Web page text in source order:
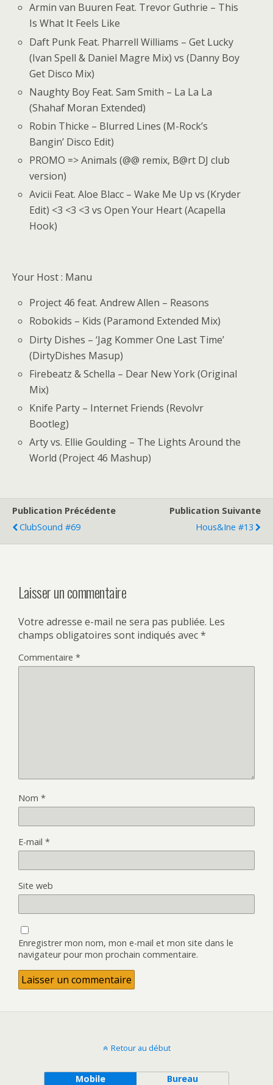
Armin van Buuren Feat. Trevor Guthrie – This
Is What It Feels Like
Daft Punk Feat. Pharrell Williams – Get Lucky
(Ivan Spell & Daniel Magre Mix) vs (Danny Boy
Get Disco Mix)
Naughty Boy Feat. Sam Smith – La La La
(Shahaf Moran Extended)
Robin Thicke – Blurred Lines (M-Rock’s
Bangin’ Disco Edit)
PROMO => Animals (@@ remix, B@rt DJ club
version)
Avicii Feat. Aloe Blacc – Wake Me Up vs (Kryder
Edit) <3 <3 <3 vs Open Your Heart (Acapella
Hook)
Your Host : Manu
Project 46 feat. Andrew Allen – Reasons
Robokids – Kids (Paramond Extended Mix)
Dirty Dishes – ‘Jag Kommer One Last Time’
(DirtyDishes Masup)
Firebeatz & Schella – Dear New York (Original
Mix)
Knife Party – Internet Friends (Revolvr
Bootleg)
Arty vs. Ellie Goulding – The Lights Around the
World (Project 46 Mashup)
Publication Précédente
ClubSound #69
Publication Suivante
Hous&ine #13
Laisser un commentaire
Votre adresse e-mail ne sera pas publiée. Les
champs obligatoires sont indiqués avec*
Commentaire *
Nom *
E-mail *
Site web
Enregistrer mon nom, mon e-mail et mon site dans le
navigateur pour mon prochain commentaire.
Retour au début
Mobile Bureau